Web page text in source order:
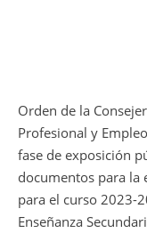
Orden de la
Profesional y
fase de exposición
documentos para la
para el curso 2023-
Enseñanza